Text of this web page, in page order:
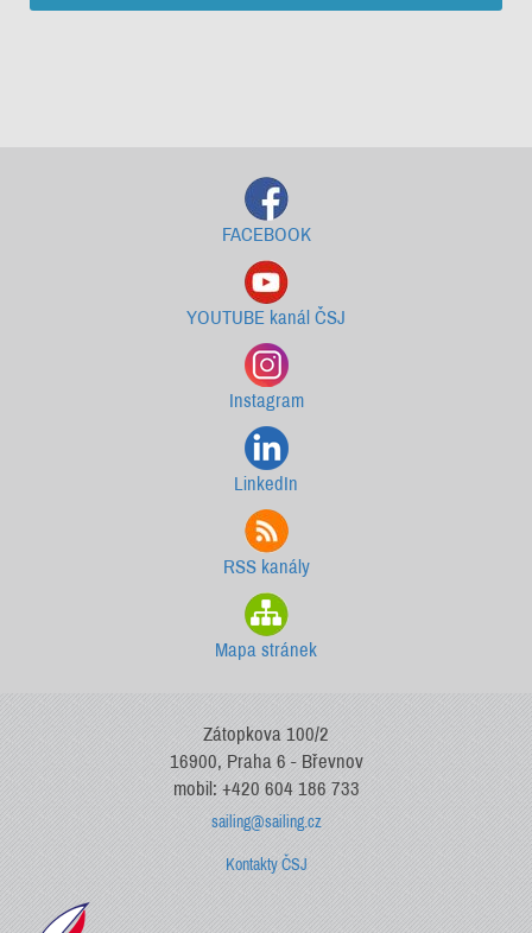
FACEBOOK
YOUTUBE kanál ČSJ
Instagram
LinkedIn
RSS kanály
Mapa stránek
Zátopkova 100/2
16900, Praha 6 - Břevnov
mobil: +420 604 186 733
sailing@sailing.cz
Kontakty ČSJ